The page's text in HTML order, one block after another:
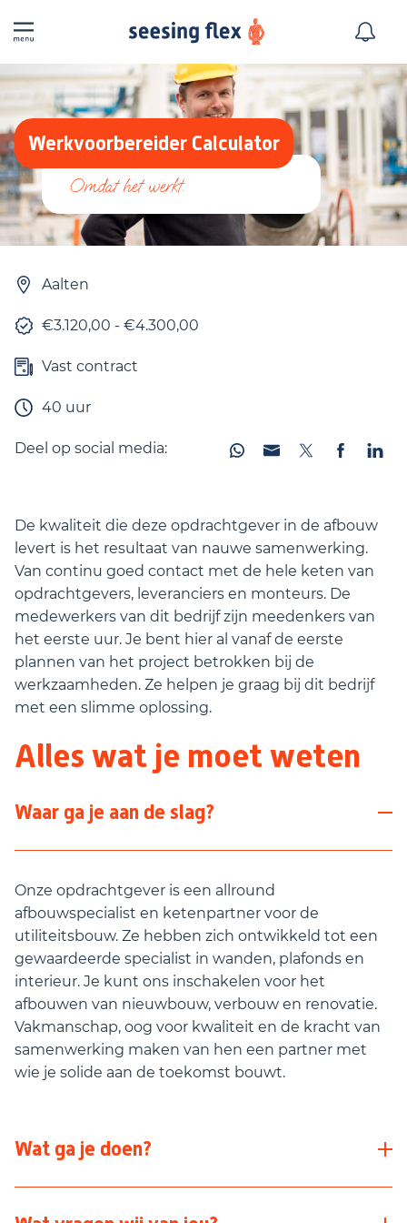
Werkvoorbereider Calculator
Aalten
€3.120,00 - €4.300,00
Vast contract
40 uur
Deel op social media:
De kwaliteit die deze opdrachtgever in de afbouw
levert is het resultaat van nauwe samenwerking.
Van continu goed contact met de hele keten van
opdrachtgevers, leveranciers en monteurs. De
medewerkers van dit bedrijf zijn meedenkers van
het eerste uur. Je bent hier al vanaf de eerste
plannen van het project betrokken bij de
werkzaamheden. Ze helpen je graag bij dit bedrijf
met een slimme oplossing.
Alles wat je moet weten
Waar ga je aan de slag?
Onze opdrachtgever is een allround
afbouwspecialist en ketenpartner voor de
utiliteitsbouw. Ze hebben zich ontwikkeld tot een
gewaardeerde specialist in wanden, plafonds en
interieur. Je kunt ons inschakelen voor het
afbouwen van nieuwbouw, verbouw en renovatie.
Vakmanschap, oog voor kwaliteit en de kracht van
samenwerking maken van hen een partner met
wie je solide aan de toekomst bouwt.
Wat ga je doen?
Als Werkvoorbereider/Calculator bij deze